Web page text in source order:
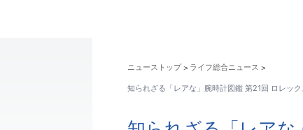
ニューストップ > ライフ総合ニュース >
知られざる「レアな」腕時計図鑑 第21回 ロレッ